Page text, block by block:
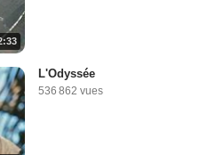
L'Odyssée
536 862 vues